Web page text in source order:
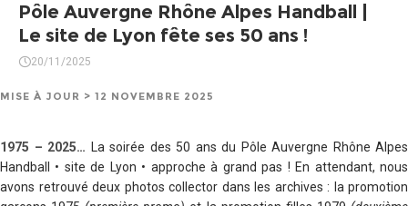
Pôle Auvergne Rhône Alpes Handball |
Le site de Lyon fête ses 50 ans !
20/11/2025
MISE À JOUR > 12 NOVEMBRE 2025
1975 – 2025… La soirée des 50 ans du Pôle Auvergne Rhône Alpes
Handball • site de Lyon • approche à grand pas ! En attendant, nous
avons retrouvé deux photos collector dans les archives : la promotion